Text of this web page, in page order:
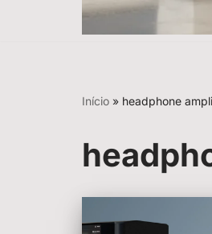
Início » headphone